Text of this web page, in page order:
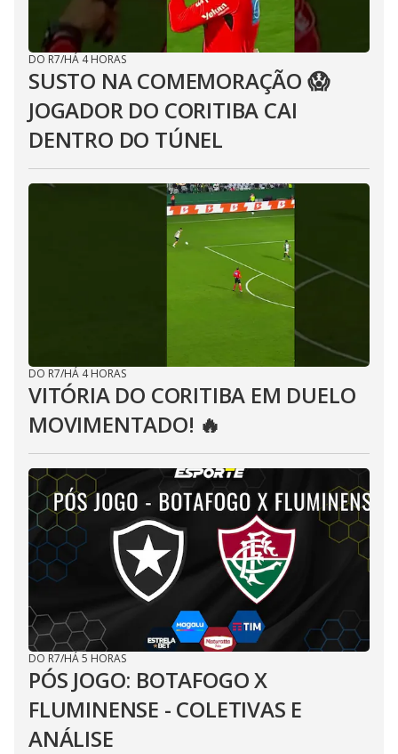
DO R7/HÁ 4 HORAS
SUSTO NA COMEMORAÇÃO 😱
JOGADOR DO CORITIBA CAI
DENTRO DO TÚNEL
DO R7/HÁ 4 HORAS
VITÓRIA DO CORITIBA EM DUELO
MOVIMENTADO! 🔥
DO R7/HÁ 5 HORAS
PÓS JOGO: BOTAFOGO X
FLUMINENSE - COLETIVAS E
ANÁLISE